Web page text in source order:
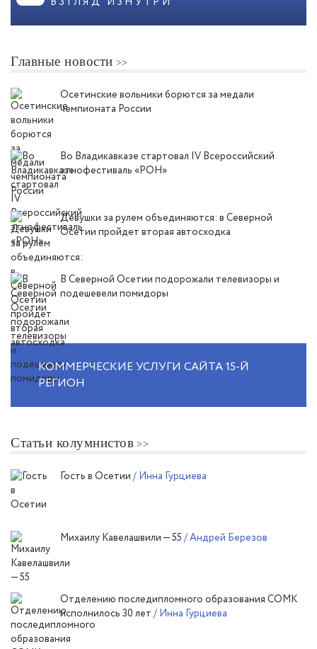
Главные новости
Осетинские вольники борются за медали
чемпионата России
Во Владикавказе стартовал IV Всероссийский
этнофестиваль «РОН»
Девушки за рулем объединяются: в Северной
Осетии пройдет вторая автосходка
В Северной Осетии подорожали телевизоры и
подешевели помидоры
КОММЕРЧЕСКИЕ УСЛУГИ САЙТА 15-Й
РЕГИОН
Статьи колумнистов
Гость в Осетии / Инна Гурциева
Михаилу Кавелашвили — 55 / Андрей Березов
Отделению последипломного образования СОМК
исполнилось 30 лет / Инна Гурциева